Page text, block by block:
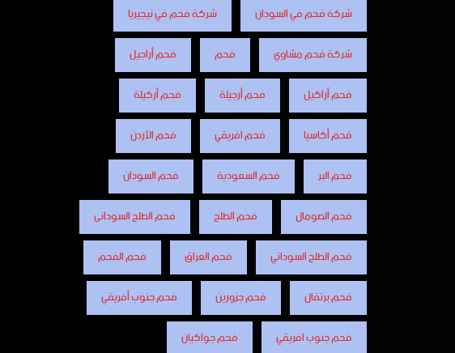
شركة فحم في السودان
شركة فحم في نيجيريا
شركة فحم مشاوي
فحم
فحم أراجيل
فحم أراكيل
فحم أرجيلة
فحم أركيلة
فحم أكاسيا
فحم افريقي
فحم الأردن
فحم البر
فحم السعودية
فحم السودان
فحم الصومال
فحم الطلح
فحم الطلح السودانى
فحم الطلح السوداني
فحم العراق
فحم الفحم
فحم برتقال
فحم جزورين
فحم جنوب أفريقي
فحم جنوب افريقي
فحم جواكيان